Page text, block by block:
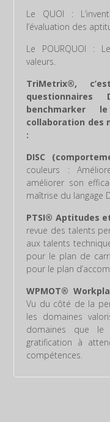
Le QUOI :
l’évaluation des
Le POURQUOI :
valeurs.
TriMetrix®,
questionnaires
benchmarker
collaboration des
:
DISC
couleurs :
améliorer son
maîtrise du langage
PTSI® Aptitudes
revue des talents
aux talents
pour le plan de
pour le plan
WPMOT®
Vu du côté de la
les domaines
domaines que
gratification à
compétences.